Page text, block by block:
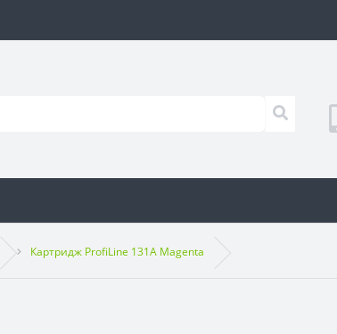
Картридж ProfiLine 131A Magenta